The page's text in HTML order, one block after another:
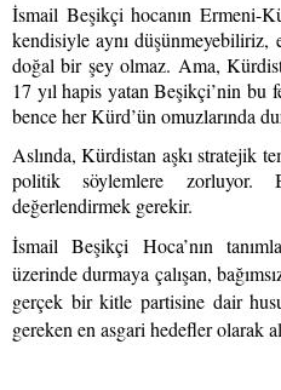
İsmail Beşikçi hocanın Ermeni-
kendisiyle aynı
doğal bir şey olmaz. Ama,
17 yıl hapis yatan Beşikçi’nin bu
bence her Kürd’ün omuzlarında
Aslında, Kürdistan aşkı stratejik
politik söylemlere zorluyor.
değerlendirmek gerekir.
İsmail Beşikçi Hoca’nın
üzerinde durmaya çalışan,
gerçek bir kitle partisine dair
gereken en asgari hedefler olarak